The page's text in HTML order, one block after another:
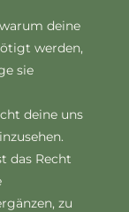
deine
werden,
sie
deine uns
das Recht
zu